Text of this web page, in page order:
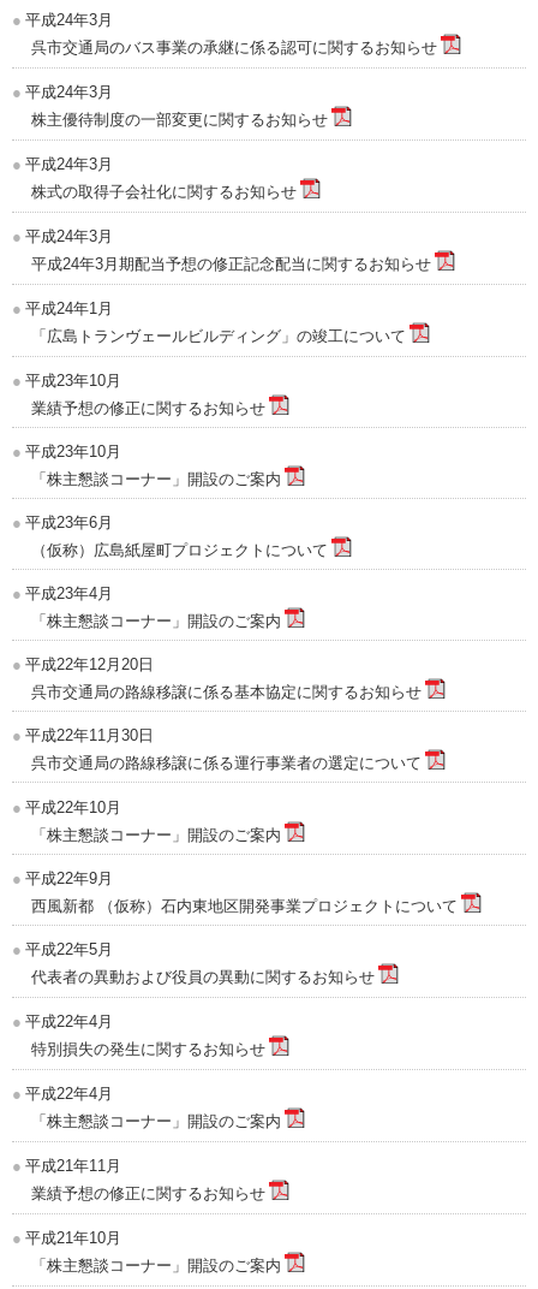
平成24年3月
呉市交通局のバス事業の承継に係る認可に関するお知らせ
平成24年3月
株主優待制度の一部変更に関するお知らせ
平成24年3月
株式の取得子会社化に関するお知らせ
平成24年3月
平成24年3月期配当予想の修正記念配当に関するお知らせ
平成24年1月
「広島トランヴェールビルディング」の竣工について
平成23年10月
業績予想の修正に関するお知らせ
平成23年10月
「株主懇談コーナー」開設のご案内
平成23年6月
（仮称）広島紙屋町プロジェクトについて
平成23年4月
「株主懇談コーナー」開設のご案内
平成22年12月20日
呉市交通局の路線移譲に係る基本協定に関するお知らせ
平成22年11月30日
呉市交通局の路線移譲に係る運行事業者の選定について
平成22年10月
「株主懇談コーナー」開設のご案内
平成22年9月
西風新都 （仮称）石内東地区開発事業プロジェクトについて
平成22年5月
代表者の異動および役員の異動に関するお知らせ
平成22年4月
特別損失の発生に関するお知らせ
平成22年4月
「株主懇談コーナー」開設のご案内
平成21年11月
業績予想の修正に関するお知らせ
平成21年10月
「株主懇談コーナー」開設のご案内